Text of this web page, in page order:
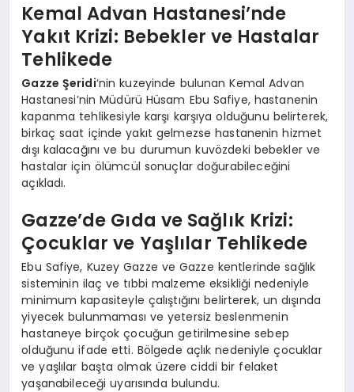
Kemal Advan Hastanesi’nde
Yakıt Krizi: Bebekler ve Hastalar
Tehlikede
Gazze Şeridi‘nin kuzeyinde bulunan Kemal Advan
Hastanesi’nin Müdürü Hüsam Ebu Safiye, hastanenin
kapanma tehlikesiyle karşı karşıya olduğunu belirterek,
birkaç saat içinde yakıt gelmezse hastanenin hizmet
dışı kalacağını ve bu durumun kuvözdeki bebekler ve
hastalar için ölümcül sonuçlar doğurabileceğini
açıkladı.
Gazze’de Gıda ve Sağlık Krizi:
Çocuklar ve Yaşlılar Tehlikede
Ebu Safiye, Kuzey Gazze ve Gazze kentlerinde sağlık
sisteminin ilaç ve tıbbi malzeme eksikliği nedeniyle
minimum kapasiteyle çalıştığını belirterek, un dışında
yiyecek bulunmaması ve yetersiz beslenmenin
hastaneye birçok çocuğun getirilmesine sebep
olduğunu ifade etti. Bölgede açlık nedeniyle çocuklar
ve yaşlılar başta olmak üzere ciddi bir felaket
yaşanabileceği uyarısında bulundu.